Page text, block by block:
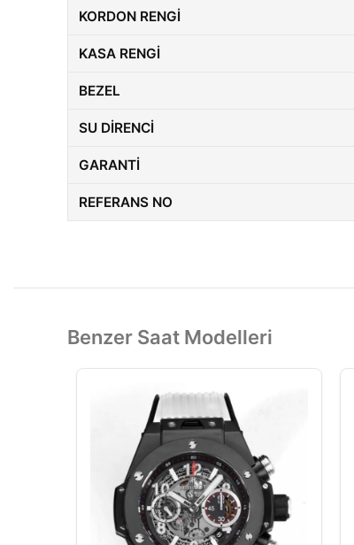
KORDON RENGI
KASA RENGI
BEZEL
SU DIRENCI
GARANTI
REFERANS NO
Benzer Saat Modelleri